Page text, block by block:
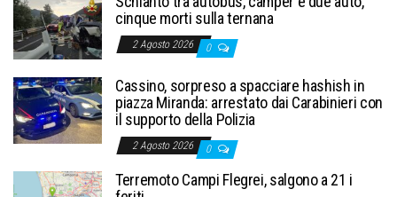
cinque morti sulla ternana
2 Agosto 2026 0
Cassino, sorpreso a spacciare hashish in
piazza Miranda: arrestato dai Carabinieri con
il supporto della Polizia
2 Agosto 2026 0
Terremoto Campi Flegrei, salgono a 21 i